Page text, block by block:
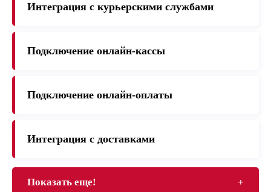
Интеграция с курьерскими службами
Подключение онлайн-кассы
Подключение онлайн-оплаты
Интеграция с доставками
Показать еще! +